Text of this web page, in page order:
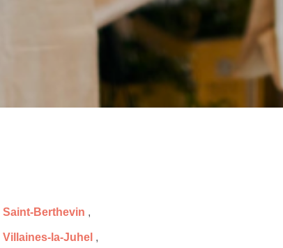
Saint-Berthevin ,
Villaines-la-Juhel ,